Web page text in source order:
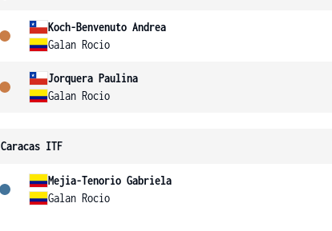
Koch-Benvenuto Andrea
Galan Rocio
Jorquera Paulina
Galan Rocio
Caracas ITF
Mejia-Tenorio Gabriela
Galan Rocio